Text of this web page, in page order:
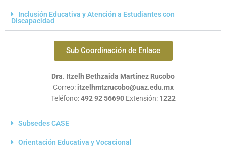
Inclusión Educativa y Atención a Estudiantes con
Discapacidad
Sub Coordinación de Enlace
Dra. Itzelh Bethzaida Martínez Rucobo
Correo: itzelhmtzrucobo@uaz.edu.mx
Teléfono:492 92 56690 Extensión:1222
Subsedes CASE
Orientación Educativa y Vocacional